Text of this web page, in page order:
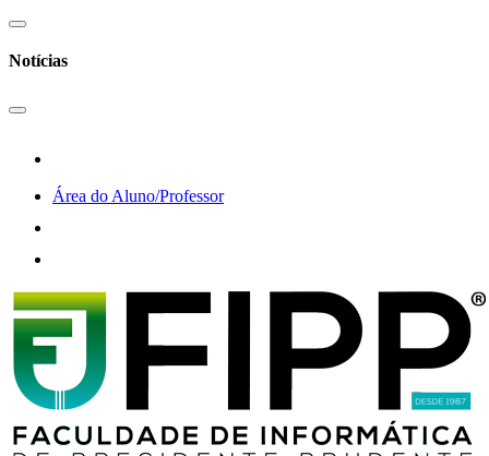
Notícias
Área do Aluno/Professor